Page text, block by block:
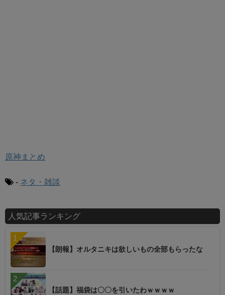
原神まとめ
- ネタ・雑談
人気記事ランキング
【朗報】オルタニキは欲しいもの全部もらったな
【話題】福袋は〇〇を引いたわｗｗｗｗ